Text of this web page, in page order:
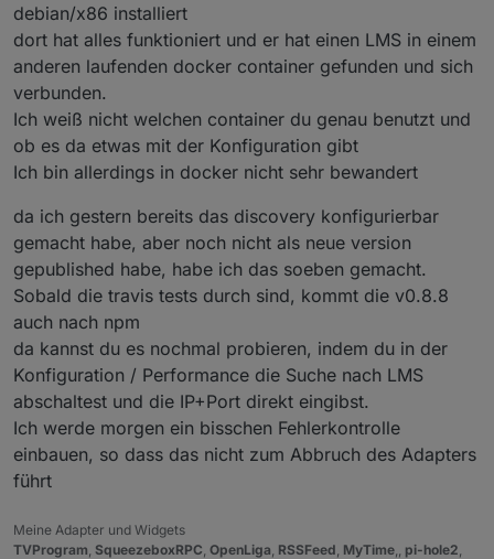
debian/x86 installiert
dort hat alles funktioniert und er hat einen LMS in einem
anderen laufenden docker container gefunden und sich
verbunden.
Ich weiß nicht welchen container du genau benutzt und
ob es da etwas mit der Konfiguration gibt
Ich bin allerdings in docker nicht sehr bewandert
da ich gestern bereits das discovery konfigurierbar
gemacht habe, aber noch nicht als neue version
gepublished habe, habe ich das soeben gemacht.
Sobald die travis tests durch sind, kommt die v0.8.8
auch nach npm
da kannst du es nochmal probieren, indem du in der
Konfiguration / Performance die Suche nach LMS
abschaltest und die IP+Port direkt eingibst.
Ich werde morgen ein bisschen Fehlerkontrolle
einbauen, so dass das nicht zum Abbruch des Adapters
führt
Meine Adapter und Widgets
TVProgram SqueezeboxRPC OpenLiga RSSFeed MyTime pi-hole2